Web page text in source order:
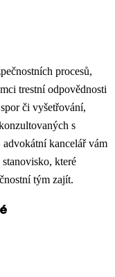
procesů,
trestní odpovědnosti
či vyšetřování,
s
kancelář vám
které
tým zajít.